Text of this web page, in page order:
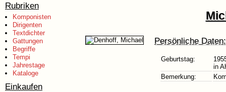
Rubriken
Komponisten
Dirigenten
Textdichter
Gattungen
Begriffe
Tempi
Jahrestage
Kataloge
Einkaufen
Persönliche Daten:
Geburtstag:
in
Bemerkung: